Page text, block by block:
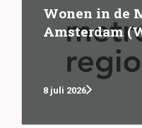
Wonen in de
Amsterdam
8 juli 2026